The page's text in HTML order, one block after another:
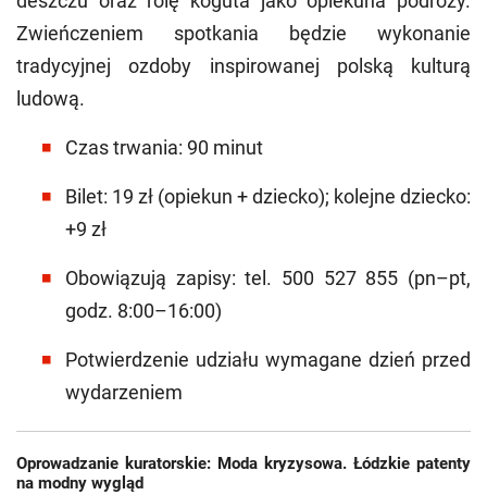
Zwieńczeniem spotkania będzie wykonanie
tradycyjnej ozdoby inspirowanej polską kulturą
ludową.
Czas trwania: 90 minut
Bilet: 19 zł (opiekun + dziecko); kolejne dziecko:
+9 zł
Obowiązują zapisy: tel. 500 527 855 (pn–pt,
godz. 8:00–16:00)
Potwierdzenie udziału wymagane dzień przed
wydarzeniem
Oprowadzanie kuratorskie: Moda kryzysowa. Łódzkie patenty
na modny wygląd